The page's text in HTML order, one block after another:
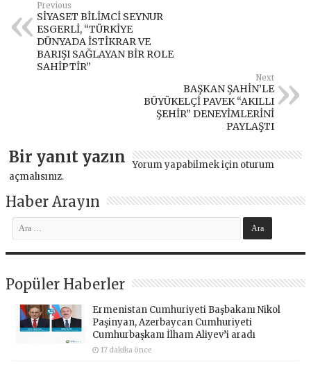
Previous
SİYASET BİLİMCİ SEYNUR
ESGERLİ, “TÜRKİYE
DÜNYADA İSTİKRAR VE
BARIŞI SAĞLAYAN BİR ROLE
SAHİPTİR”
Next
BAŞKAN ŞAHİN’LE
BÜYÜKELÇİ PAVEK “AKILLI
ŞEHİR” DENEYİMLERİNİ
PAYLAŞTI
Bir yanıt yazın Yorum yapabilmek için oturum
açmalısınız.
Haber Arayın
Popüler Haberler
Ermenistan Cumhuriyeti Başbakanı Nikol
Paşinyan, Azerbaycan Cumhuriyeti
Cumhurbaşkanı İlham Aliyev’i aradı
17 dakika önce